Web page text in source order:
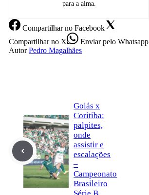
para a alma.
Compartilharno Facebook
Compartilharno X Enviarpelo Whatsapp
Autor Pedro Magalhães
Goiás x
Coritiba:
palpites,
onde
assistir e
escalações
–
Campeonato
Brasileiro
Série B